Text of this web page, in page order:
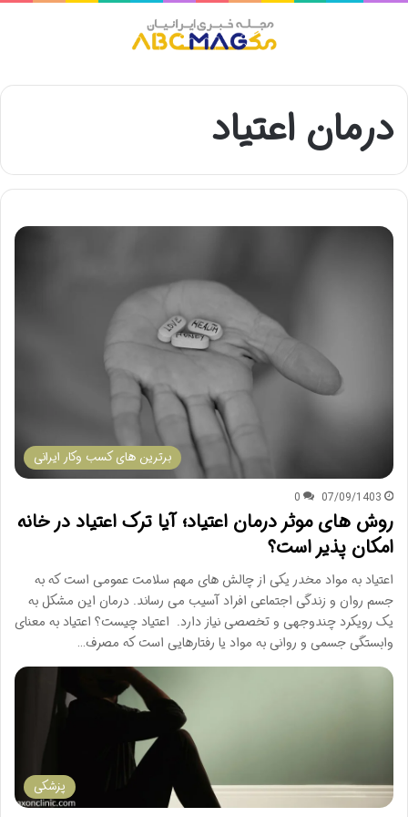
درمان اعتیاد
برترین های کسب وکار ایرانی
07/09/1403
0
روش های موثر درمان اعتیاد؛ آیا ترک اعتیاد در خانه
امکان پذیر است؟
اعتیاد به مواد مخدر یکی از چالش های مهم سلامت عمومی است که به
جسم روان و زندگی اجتماعی افراد آسیب می رساند. درمان این مشکل به
یک رویکرد چندوجهی و تخصصی نیاز دارد. اعتیاد چیست؟ اعتیاد به معنای
وابستگی جسمی و روانی به مواد یا رفتارهایی است که مصرف…
پزشکی